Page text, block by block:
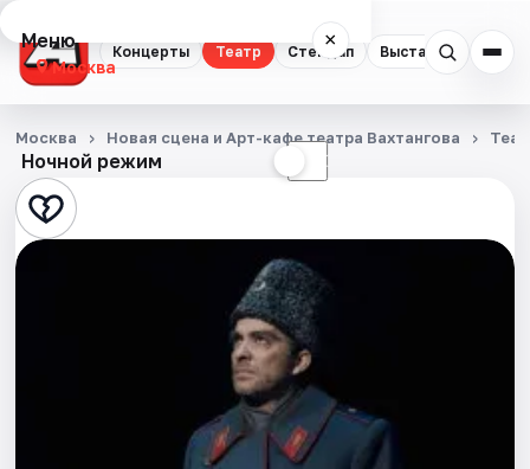
Концерты Театр Стендап Выставки
Меню ×
Москва
Концерты
Театр
Стендап
Ночной режим ☾
Москва Новая сцена и Арт-кафе театра Вахтангова